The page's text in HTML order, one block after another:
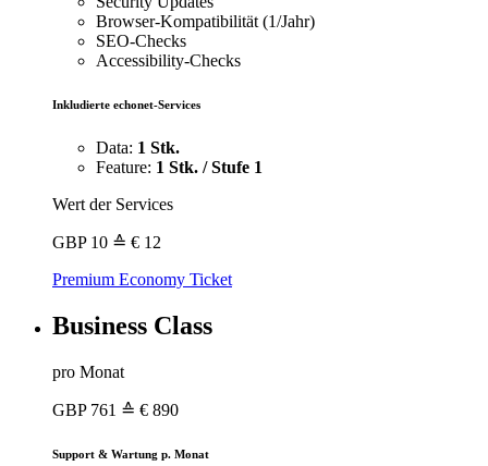
Browser-Kompatibilität (1/Jahr)
SEO-Checks
Accessibility-Checks
Inkludierte echonet-Services
Data: 1 Stk.
Feature: 1 Stk. / Stufe 1
Wert der Services
GBP 10 ≙ € 12
Premium Economy Ticket
Business Class
pro Monat
GBP 761 ≙ € 890
Support & Wartung p. Monat